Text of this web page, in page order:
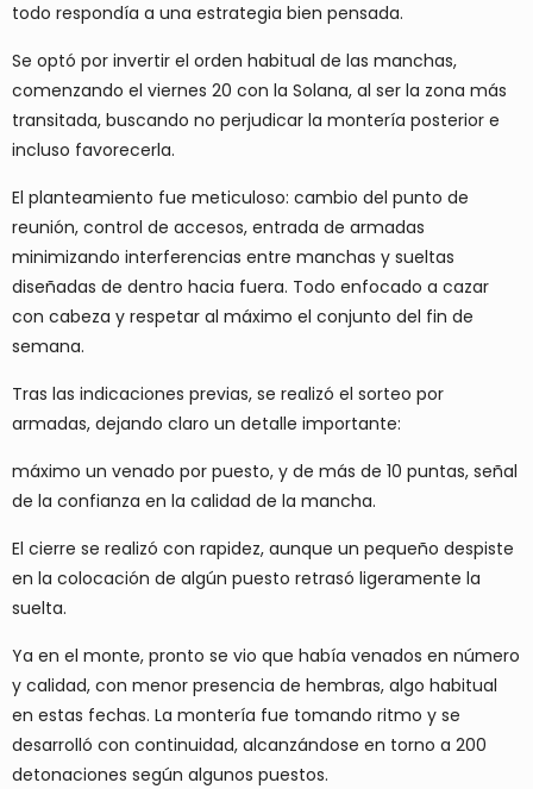
todo respondía a una estrategia bien pensada.
Se optó por invertir el orden habitual de las manchas,
comenzando el viernes 20 con la Solana, al ser la zona más
transitada, buscando no perjudicar la montería posterior e
incluso favorecerla.
El planteamiento fue meticuloso: cambio del punto de
reunión, control de accesos, entrada de armadas
minimizando interferencias entre manchas y sueltas
diseñadas de dentro hacia fuera. Todo enfocado a cazar
con cabeza y respetar al máximo el conjunto del fin de
semana.
Tras las indicaciones previas, se realizó el sorteo por
armadas, dejando claro un detalle importante:
máximo un venado por puesto, y de más de 10 puntas, señal
de la confianza en la calidad de la mancha.
El cierre se realizó con rapidez, aunque un pequeño despiste
en la colocación de algún puesto retrasó ligeramente la
suelta.
Ya en el monte, pronto se vio que había venados en número
y calidad, con menor presencia de hembras, algo habitual
en estas fechas. La montería fue tomando ritmo y se
desarrolló con continuidad, alcanzándose en torno a 200
detonaciones según algunos puestos.